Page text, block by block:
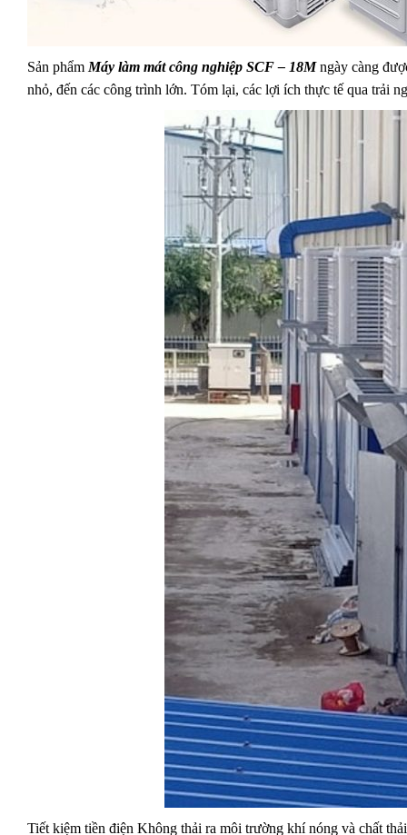
Sản phẩm Máy làm mát công nghiệp SCF – 18Mngày càng
nhỏ, đến các công trình lớn. Tóm lại, các lợi ích thực tế qua trải
Tiết kiệm tiền điện Không thải ra môi trường khí nóng và chất